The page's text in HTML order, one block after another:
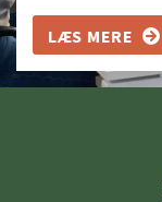
LÆS MERE